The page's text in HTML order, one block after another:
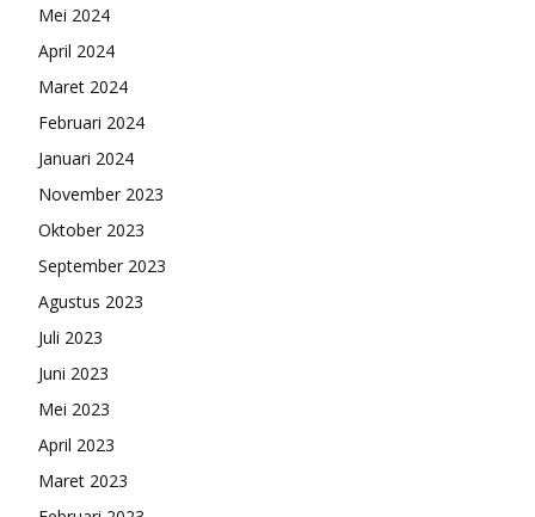
Mei 2024
April 2024
Maret 2024
Februari 2024
Januari 2024
November 2023
Oktober 2023
September 2023
Agustus 2023
Juli 2023
Juni 2023
Mei 2023
April 2023
Maret 2023